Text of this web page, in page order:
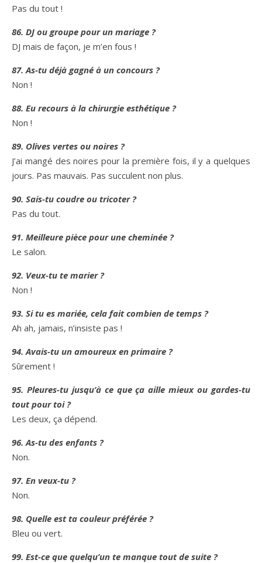
Pas du tout !
86. DJ ou groupe pour un mariage ?
DJ mais de façon, je m’en fous !
87. As-tu déjà gagné à un concours ?
Non !
88. Eu recours à la chirurgie esthétique ?
Non !
89. Olives vertes ou noires ?
J’ai mangé des noires pour la première fois, il y a quelques
jours. Pas mauvais. Pas succulent non plus.
90. Sais-tu coudre ou tricoter ?
Pas du tout.
91. Meilleure pièce pour une cheminée ?
Le salon.
92. Veux-tu te marier ?
Non !
93. Si tu es mariée, cela fait combien de temps ?
Ah ah, jamais, n’insiste pas !
94. Avais-tu un amoureux en primaire ?
Sûrement !
95. Pleures-tu jusqu’à ce que ça aille mieux ou gardes-tu
tout pour toi ?
Les deux, ça dépend.
96. As-tu des enfants ?
Non.
97. En veux-tu ?
Non.
98. Quelle est ta couleur préférée ?
Bleu ou vert.
99. Est-ce que quelqu’un te manque tout de suite ?